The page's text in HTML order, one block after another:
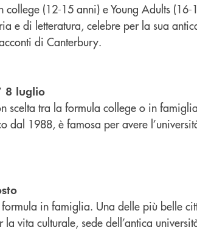
(12-15 anni) e Young Adults
e di letteratura, celebre per la sua
di Canterbury.
8 luglio
scelta tra la formula college o in
dal 1988, è famosa per avere
in famiglia. Una delle più belle
la vita culturale, sede dell’antica